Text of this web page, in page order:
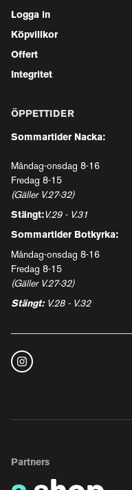
Logga in
Köpvillkor
Offert
Integritet
ÖPPETTIDER
Sommartider Nacka:
Måndag-onsdag 8-16
Fredag 8-15
(Gäller V.27-32)
Stängt:V.29 - V.31
Sommartider Botkyrka:
Måndag-onsdag 8-16
Fredag 8-15
(Gäller V.27-32)
Stängt: V.28 - V.32
Partners